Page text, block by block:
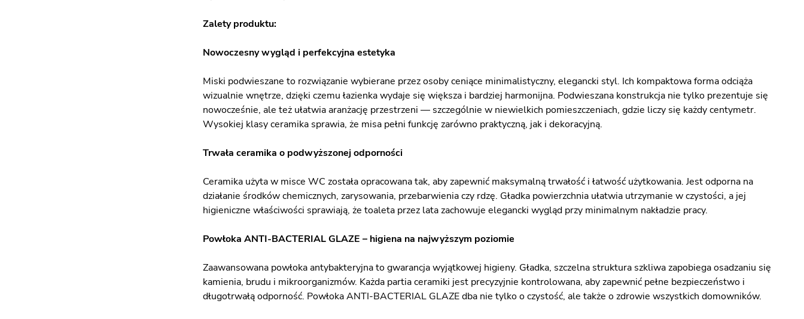
Zalety produktu:
Nowoczesny wygląd i perfekcyjna estetyka
Miski podwieszane to rozwiązanie wybierane przez osoby ceniące minimalistyczny, elegancki styl. Ich kompaktowa forma odciąża
wizualnie wnętrze, dzięki czemu łazienka wydaje się większa i bardziej harmonijna. Podwieszana konstrukcja nie tylko prezentuje się
nowocześnie, ale też ułatwia aranżację przestrzeni — szczególnie w niewielkich pomieszczeniach, gdzie liczy się każdy centymetr.
Wysokiej klasy ceramika sprawia, że misa pełni funkcję zarówno praktyczną, jak i dekoracyjną.
Trwała ceramika o podwyższonej odporności
Ceramika użyta w misce WC została opracowana tak, aby zapewnić maksymalną trwałość i łatwość użytkowania. Jest odporna na
działanie środków chemicznych, zarysowania, przebarwienia czy rdzę. Gładka powierzchnia ułatwia utrzymanie w czystości, a jej
higieniczne właściwości sprawiają, że toaleta przez lata zachowuje elegancki wygląd przy minimalnym nakładzie pracy.
Powłoka ANTI-BACTERIAL GLAZE – higiena na najwyższym poziomie
Zaawansowana powłoka antybakteryjna to gwarancja wyjątkowej higieny. Gładka, szczelna struktura szkliwa zapobiega osadzaniu się
kamienia, brudu i mikroorganizmów. Każda partia ceramiki jest precyzyjnie kontrolowana, aby zapewnić pełne bezpieczeństwo i
długotrwałą odporność. Powłoka ANTI-BACTERIAL GLAZE dba nie tylko o czystość, ale także o zdrowie wszystkich domowników.